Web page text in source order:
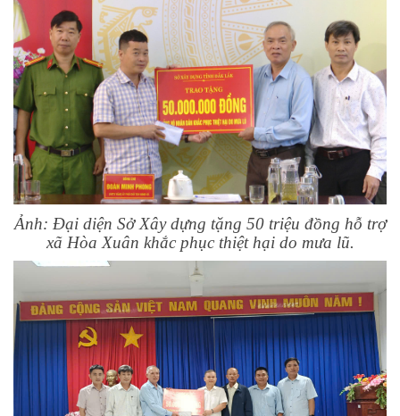
Ảnh: Đại diện Sở Xây dựng tặng 50 triệu đồng hỗ trợ
xã Hòa Xuân khắc phục thiệt hại do mưa lũ.